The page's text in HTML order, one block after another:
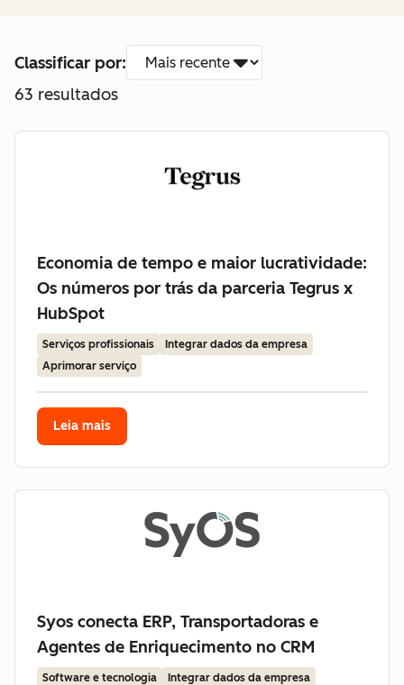
Classificar por:
63 resultados
Economia de tempo e maior lucratividade:
Os números por trás da parceria Tegrus x
HubSpot
Serviços profissionais
Integrar dados da empresa
Aprimorar serviço
Leia mais
Syos conecta ERP, Transportadoras e
Agentes de Enriquecimento no CRM
Software e tecnologia
Integrar dados da empresa